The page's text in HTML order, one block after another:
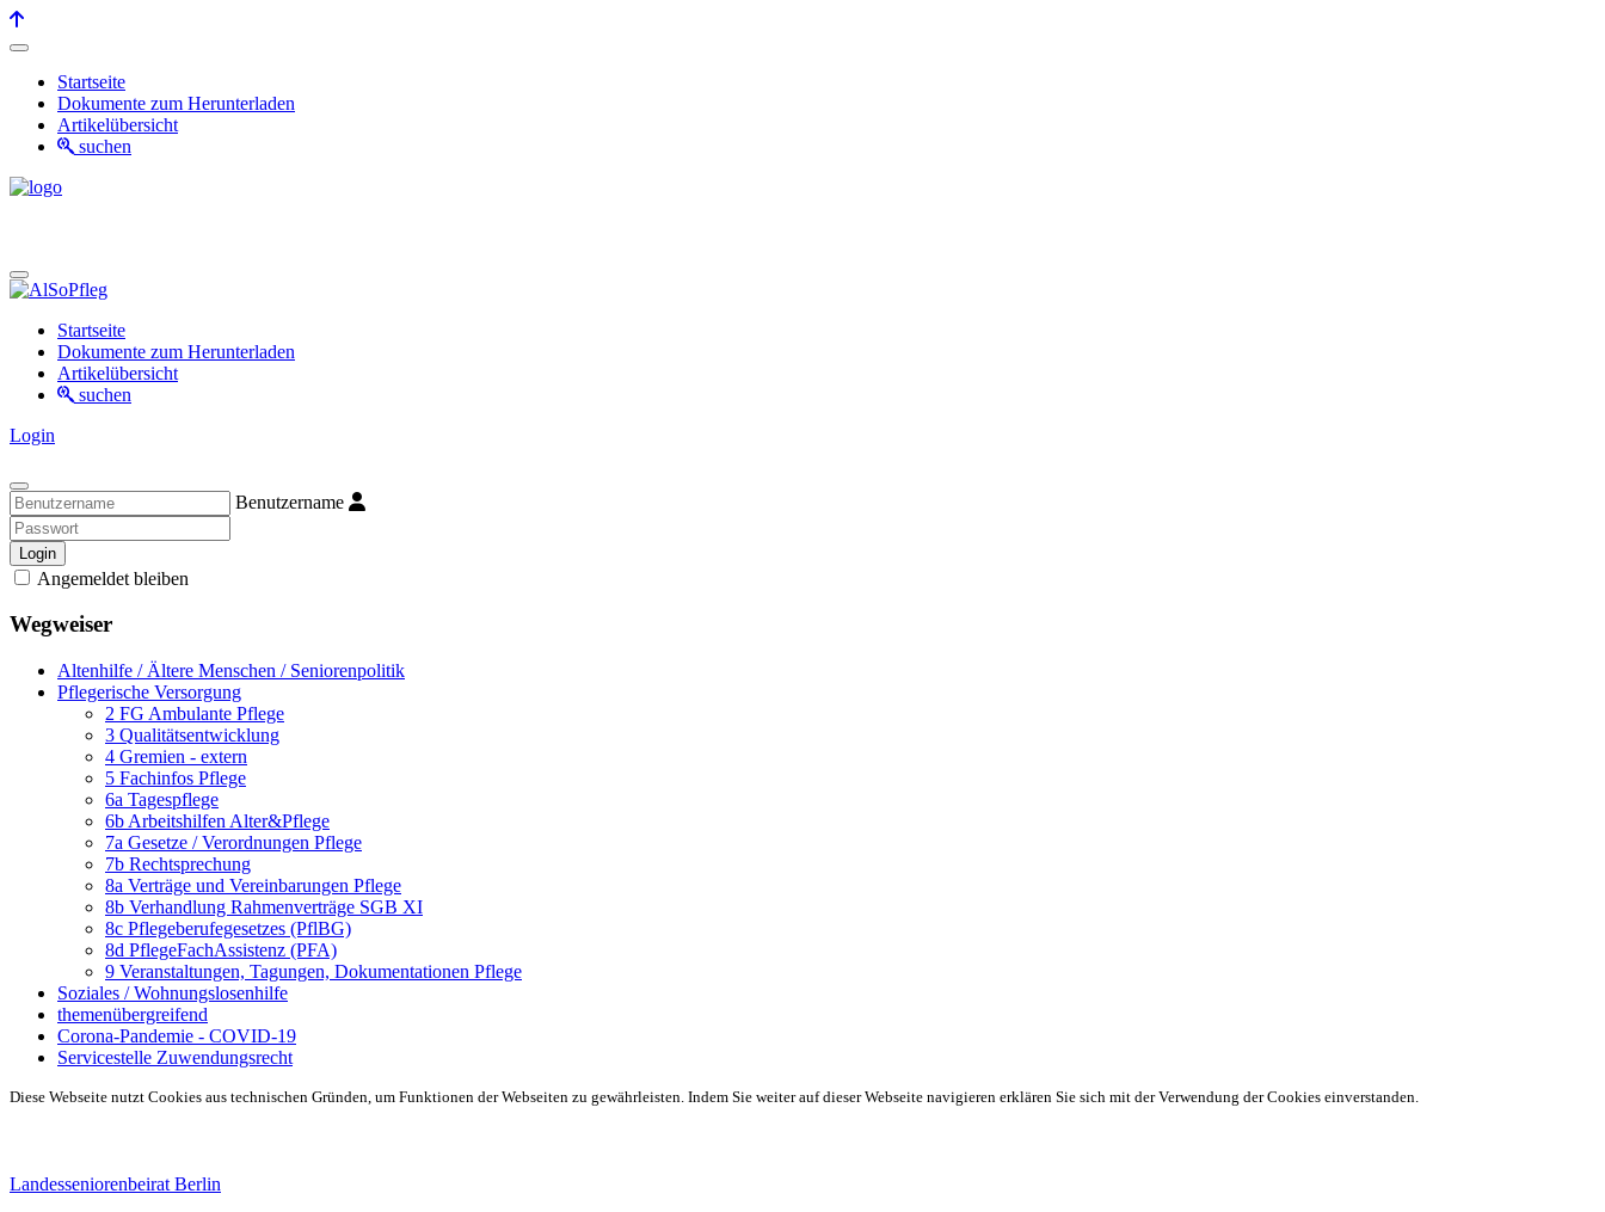
Startseite
Dokumente zum Herunterladen
Artikelübersicht
suchen
Startseite
Dokumente zum Herunterladen
Artikelübersicht
suchen
Login
Benutzername
Login
Angemeldet bleiben
Wegweiser
Altenhilfe / Ältere Menschen / Seniorenpolitik
Pflegerische Versorgung
2 FG Ambulante Pflege
3 Qualitätsentwicklung
4 Gremien - extern
5 Fachinfos Pflege
6a Tagespflege
6b Arbeitshilfen Alter&Pflege
7a Gesetze / Verordnungen Pflege
7b Rechtsprechung
8a Verträge und Vereinbarungen Pflege
8b Verhandlung Rahmenverträge SGB XI
8c Pflegeberufegesetzes (PflBG)
8d PflegeFachAssistenz (PFA)
9 Veranstaltungen, Tagungen, Dokumentationen Pflege
Soziales / Wohnungslosenhilfe
themenübergreifend
Corona-Pandemie - COVID-19
Servicestelle Zuwendungsrecht
Diese Webseite nutzt Cookies aus technischen Gründen, um Funktionen der Webseiten zu gewährleisten. Indem Sie weiter auf dieser Webseite navigieren erklären Sie sich mit der Verwendung der Cookies einverstanden.
Landesseniorenbeirat Berlin